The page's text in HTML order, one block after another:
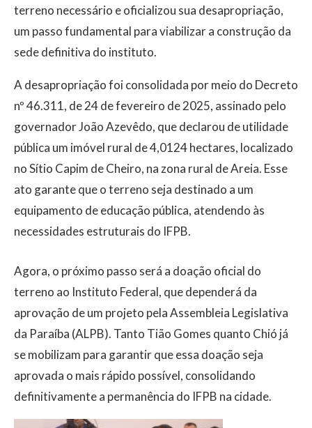
terreno necessário e oficializou sua desapropriação,
um passo fundamental para viabilizar a construção da
sede definitiva do instituto.
A desapropriação foi consolidada por meio do Decreto
nº 46.311, de 24 de fevereiro de 2025, assinado pelo
governador João Azevêdo, que declarou de utilidade
pública um imóvel rural de 4,0124 hectares, localizado
no Sítio Capim de Cheiro, na zona rural de Areia. Esse
ato garante que o terreno seja destinado a um
equipamento de educação pública, atendendo às
necessidades estruturais do IFPB.
Agora, o próximo passo será a doação oficial do
terreno ao Instituto Federal, que dependerá da
aprovação de um projeto pela Assembleia Legislativa
da Paraíba (ALPB). Tanto Tião Gomes quanto Chió já
se mobilizam para garantir que essa doação seja
aprovada o mais rápido possível, consolidando
definitivamente a permanência do IFPB na cidade.